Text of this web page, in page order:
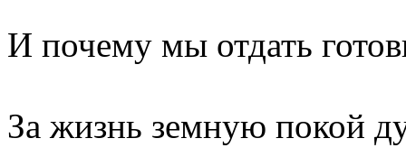
И почему мы отдать
За жизнь земную покой